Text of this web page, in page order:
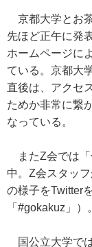
京都大学とお
先ほど正午に発
ホームページに
ている。京都大
直後は、アクセ
ためか非常に繋
なっている。
またZ会では「
中。Z会スタッ
の様子をTwitter
「#gokakuz」）。
国公立大学で